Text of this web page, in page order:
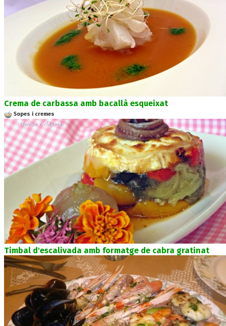
Crema de carbassa amb bacallà esqueixat
Sopes i cremes
Timbal d'escalivada amb formatge de cabra gratinat